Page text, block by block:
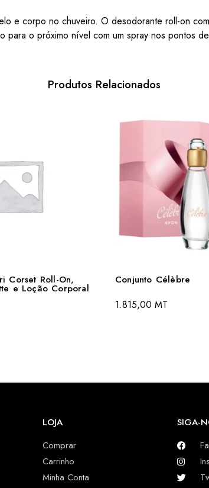
e corpo no chuveiro. O desodorante roll-on
o próximo nível com um spray nos pontos
Produtos Relacionados
Corset Roll-On,
e Loção Corporal
Conjunto Célèbre
1.815,00 MT
LOJA
Comprar
Carrinho
Minha Conta
SIGA-